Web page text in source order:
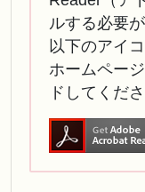
ルする必要
以下のアイ
ホームペー
ドしてくださ